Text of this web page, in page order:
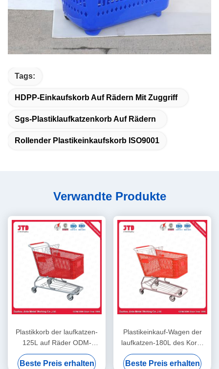
Tags:
HDPP-Einkaufskorb Auf Rädern Mit Zuggriff
Sgs-Plastiklaufkatzenkorb Auf Rädern
Rollender Plastikeinkaufskorb ISO9001
Verwandte Produkte
Plastikkorb der laufkatzen-
125L auf Räder ODM-
Vierradeinkaufswagen
Beste Preis erhalten
Plastikeinkauf-Wagen der
laufkatzen-180L des Korb-
ISO9001 mit Rädern
Beste Preis erhalten